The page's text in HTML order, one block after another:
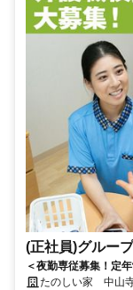
(正社員)グルー
＜夜勤専従募集！定
少ない日数でしっか
たのしい家 中山